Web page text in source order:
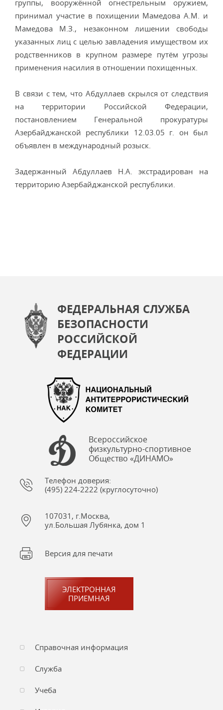
группы, вооружённой огнестрельным оружием,
принимал участие в похищении Мамедова А.М. и
Мамедова М.З., незаконном лишении свободы
указанных лиц с целью завладения имуществом их
родственников в крупном размере путём угрозы
применения насилия в отношении похищенных.
В связи с тем, что Абдуллаев скрылся от следствия
на территории Российской Федерации,
постановлением Генеральной прокуратуры
Азербайджанской республики 12.03.05 г. он был
объявлен в международный розыск.
Задержанный Абдуллаев Н.А. экстрадирован на
территорию Азербайджанской республики.
ФЕДЕРАЛЬНАЯ СЛУЖБА
БЕЗОПАСНОСТИ
РОССИЙСКОЙ
ФЕДЕРАЦИИ
Всероссийское
физкультурно-спортивное
Общество «ДИНАМО»
Телефон доверия:
(495) 224-2222 (круглосуточно)
107031, г.Москва,
ул.Большая Лубянка, дом 1
Версия для печати
ЭЛЕКТРОННАЯ
ПРИЕМНАЯ
Справочная информация
Служба
Учеба